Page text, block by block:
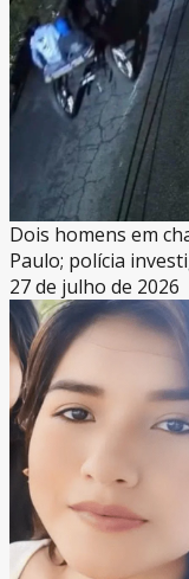
Dois homens em
Paulo; polícia
27 de julho de 2026